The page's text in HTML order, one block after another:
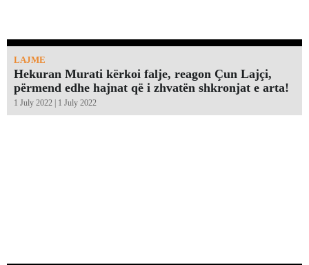
LAJME
Hekuran Murati kërkoi falje, reagon Çun Lajçi,
përmend edhe hajnat që i zhvatën shkronjat e arta!￼
1 July 2022 | 1 July 2022